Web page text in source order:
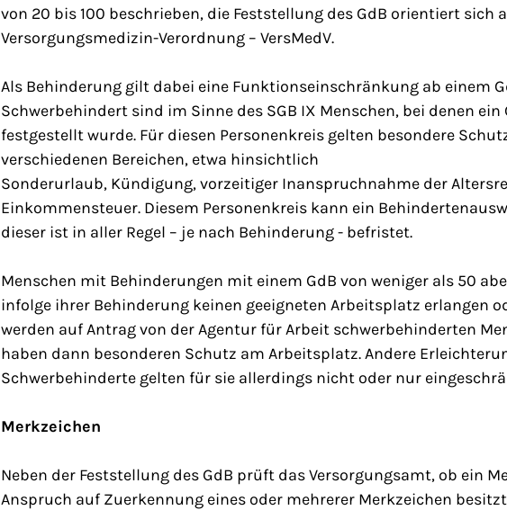
von 20 bis 100 beschrieben, die Feststellung des GdB orientiert sich
Versorgungsmedizin-Verordnung – VersMedV.
Als Behinderung gilt dabei eine Funktionseinschränkung ab einem
Schwerbehindert sind im Sinne des SGB IX Menschen, bei denen ein
festgestellt wurde. Für diesen Personenkreis gelten besondere
verschiedenen Bereichen, etwa hinsichtlich
Sonderurlaub, Kündigung, vorzeitiger Inanspruchnahme der
Einkommensteuer. Diesem Personenkreis kann ein
dieser ist in aller Regel – je nach Behinderung - befristet.
Menschen mit Behinderungen mit einem GdB von weniger als 50
infolge ihrer Behinderung keinen geeigneten Arbeitsplatz erlangen
werden auf Antrag von der Agentur für Arbeit schwerbehinderten
haben dann besonderen Schutz am Arbeitsplatz. Andere
Schwerbehinderte gelten für sie allerdings nicht oder nur
Merkzeichen
Neben der Feststellung des GdB prüft das Versorgungsamt, ob ein
Anspruch auf Zuerkennung eines oder mehrerer Merkzeichen